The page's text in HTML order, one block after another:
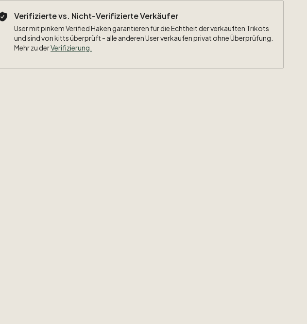
Verifizierte vs. Nicht-Verifizierte Verkäufer
User mit pinkem Verified Haken garantieren für die Echtheit der verkauften Trikots
und sind von kitts überprüft - alle anderen User verkaufen privat ohne Überprüfung.
Mehr zu derVerifizierung.